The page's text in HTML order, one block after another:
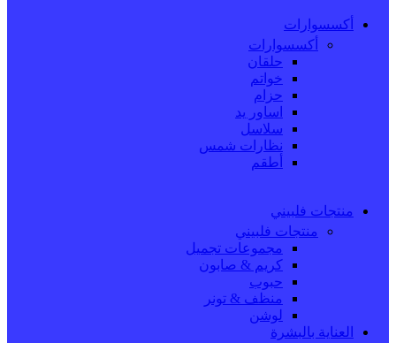
أكسسوارات
أكسسوارات
حلقان
خواتم
حزام
اساور يد
سلاسل
نظارات شمس
أطقم
منتجات فلبيني
منتجات فلبيني
مجموعات تجميل
كريم & صابون
حبوب
منظف & تونر
لوشن
العناية بالبشرة